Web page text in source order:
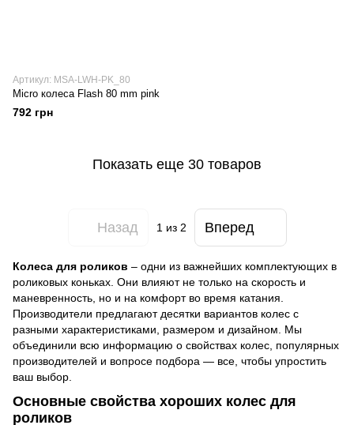
Артикул: MSA-LWH-PK_80
Micro колеса Flash 80 mm pink
792 грн
Показать еще 30 товаров
Назад 1 из 2 Вперед
Колеса для роликов – одни из важнейших комплектующих в
роликовых коньках. Они влияют не только на скорость и
маневренность, но и на комфорт во время катания.
Производители предлагают десятки вариантов колес с
разными характеристиками, размером и дизайном. Мы
объединили всю информацию о свойствах колес, популярных
производителей и вопросе подбора — все, чтобы упростить
ваш выбор.
Основные свойства хороших колес для
роликов